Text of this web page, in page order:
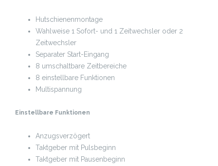
Hutschienenmontage
Wahlweise 1 Sofort- und 1 Zeitwechsler oder 2
Zeitwechsler
Separater Start-Eingang
8 umschaltbare Zeitbereiche
8 einstellbare Funktionen
Multispannung
Einstellbare Funktionen
Anzugsverzögert
Taktgeber mit Pulsbeginn
Taktgeber mit Pausenbeginn